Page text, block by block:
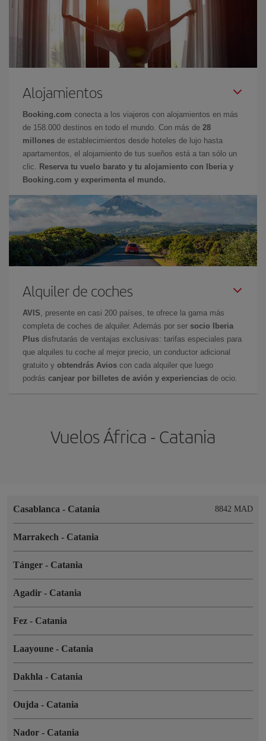
Alojamientos
Booking.com conecta a los viajeros con alojamientos en más
de 158.000 destinos en todo el mundo. Con más de 28
millones de establecimientos desde hoteles de lujo hasta
apartamentos, el alojamiento de tus sueños está a tan sólo un
clic.
Reserva tu vuelo barato y tu alojamiento con Iberia y
Booking.com y experimenta el mundo.
Alquiler de coches
AVIS , presente en casi 200 países, te ofrece la gama más
completa de coches de alquiler. Además por ser socio Iberia
Plus disfrutarás de ventajas exclusivas: tarifas especiales para
que alquiles tu coche al mejor precio, un conductor adicional
gratuito y obtendrás Avios con cada alquiler que luego
podrás canjear por billetes de avión y experiencias de ocio.
Vuelos África - Catania
Casablanca - Catania 8842 MAD
Marrakech - Catania
Tánger - Catania
Agadir - Catania
Fez - Catania
Laayoune - Catania
Dakhla - Catania
Oujda - Catania
Nador - Catania